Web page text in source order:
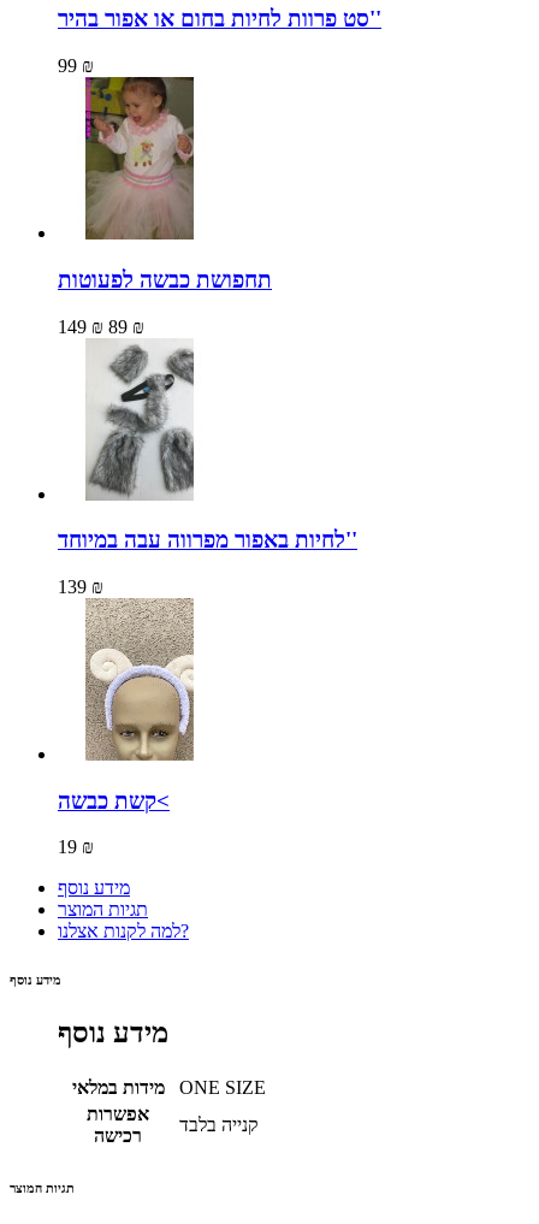
סט פרוות לחיות בחום או אפור בהיר''
99 ₪
תחפושת כבשה לפעוטות
149 ₪ 89 ₪
לחיות באפור מפרווה עבה במיוחד''
139 ₪
קשת כבשה<
19 ₪
מידע נוסף
תגיות המוצר
למה לקנות אצלנו?
מידע נוסף
מידע נוסף
מידות במלאי
ONE SIZE
אפשרות
רכישה
קנייה בלבד
תגיות המוצר